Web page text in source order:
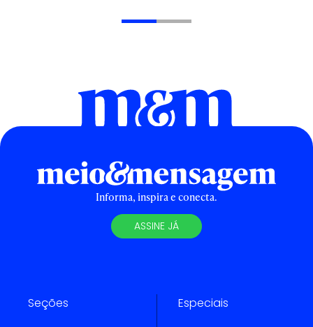
Informa, inspira e conecta.
ASSINE JÁ
Seções Especiais